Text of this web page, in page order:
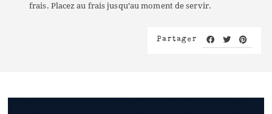
frais. Placez au frais jusqu’au moment de servir.
Partager